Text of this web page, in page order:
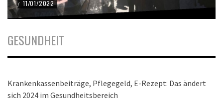
/ 11/01/2022
GESUNDHEIT
Krankenkassenbeiträge, Pflegegeld, E-Rezept: Das ändert
sich 2024 im Gesundheitsbereich